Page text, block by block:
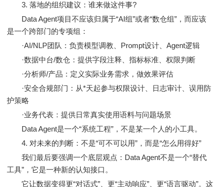
3. 落地的组织建议：谁来做这件事?
Data Agent项目不应该归属于“AI组”或者“数仓组”，而应该
是一个跨部门的专项组：
·AI/NLP团队：负责模型调教、Prompt设计、Agent逻辑
·数据中台/数仓：提供字段注释、指标标准、权限判断
·分析师/产品：定义实际业务需求，做效果评估
·安全合规部门：从*天起参与权限设计、日志审计、误用防
护策略
·业务代表：提供日常真实使用语料与问题场景
Data Agent是一个“系统工程”，不是某一个人的小工具。
4. 对未来的判断：不是“可不可以用”，而是“怎么用得好”
我们最后要强调一个底层观点：Data Agent不是一个“替代
工具”，它是一种新的认知接口。
它让数据变得更“对话式”、更“主动响应”、更“语言驱动”。这